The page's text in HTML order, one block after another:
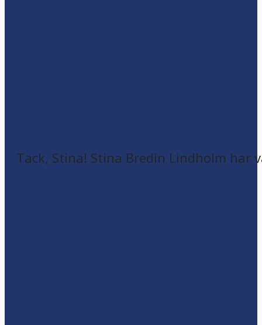
Tack, Stina! Stina Bredin Lindholm har